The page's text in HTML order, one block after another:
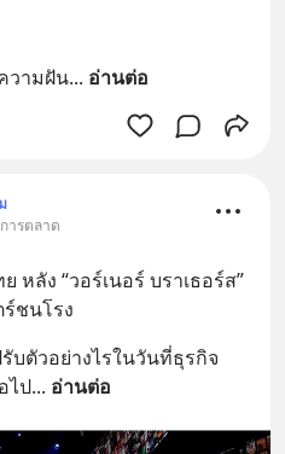
วามฝัน... อ่านต่อ
ารตลาด
หลัง “วอร์เนอร์ บราเธอร์ส”
ชนโรง
บตัวอย่างไรในวันที่ธุรกิจ
ไป... อ่านต่อ